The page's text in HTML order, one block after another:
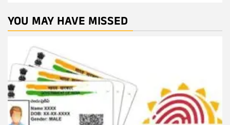
YOU MAY HAVE MISSED